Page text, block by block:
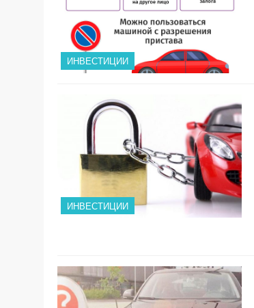
ИНВЕСТИЦИИ
ИНВЕСТИЦИИ